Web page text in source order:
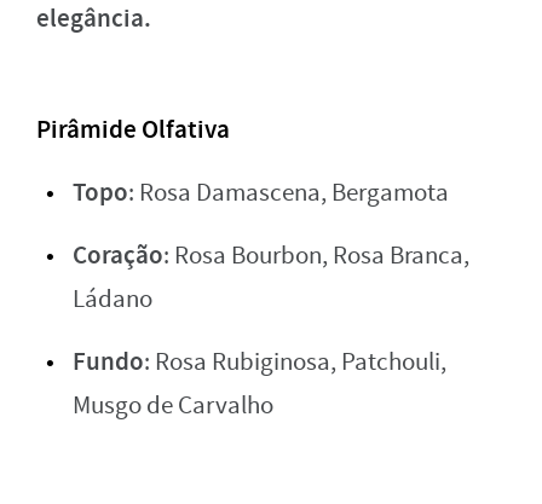
elegância.
Pirâmide Olfativa
Topo: Rosa Damascena, Bergamota
Coração: Rosa Bourbon, Rosa Branca,
Ládano
Fundo: Rosa Rubiginosa, Patchouli,
Musgo de Carvalho